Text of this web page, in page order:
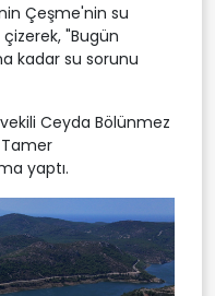
Çeşme'nin su
çizerek, "Bugün
kadar su sorunu
Ceyda Bölünmez
Tamer
yaptı.